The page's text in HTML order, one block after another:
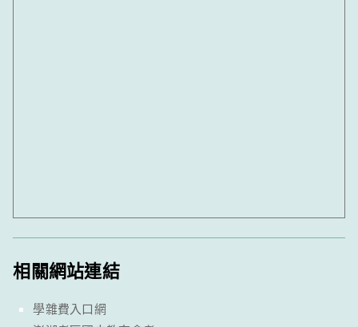
相關網站連結
學雜費入口網